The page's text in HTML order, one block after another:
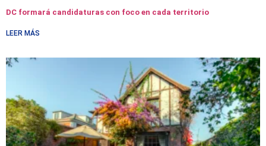
DC formará candidaturas con foco en cada territorio
LEER MÁS